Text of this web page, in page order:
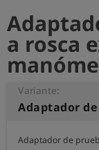
a rosca
Variante:
Adaptador de